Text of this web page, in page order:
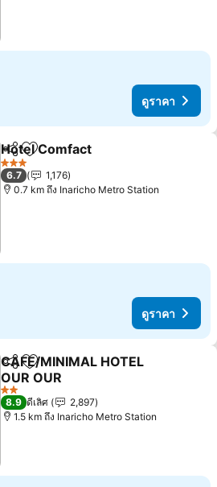
ดูราคา
แชร์ เพิ่มในรายการโปรด
Hotel Comfact
3 ดาว
6.7
1,176
0.7 km ถึง Inaricho Metro Station
ดูราคา
แชร์ เพิ่มในรายการโปรด
CAFE/MINIMAL HOTEL
OUR OUR
2 ดาว
8.9 ดีเลิศ
2,897
1.5 km ถึง Inaricho Metro Station